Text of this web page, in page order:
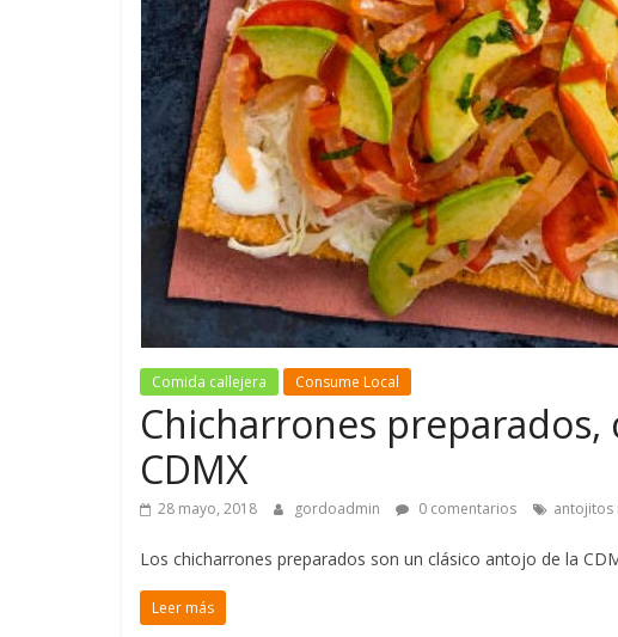
Comida callejera Consume Local
Chicharrones preparados,
CDMX
28 mayo, 2018 gordoadmin 0 comentarios antojitos
Los chicharrones preparados son un clásico antojo de la
Leer más